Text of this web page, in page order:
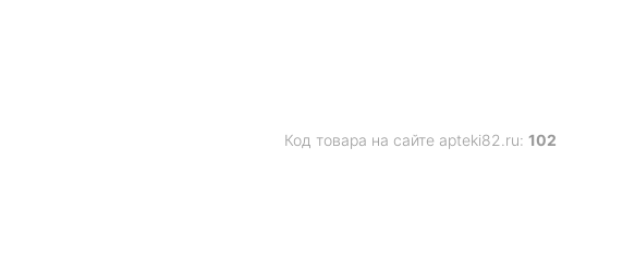
Код товара на сайте apteki82.ru: 102